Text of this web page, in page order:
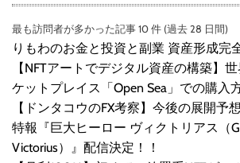
最も訪問者が多かった記事 10 件 (過去 28 日間)
りもわのお金と投資と副業 資産形成完
【NFTアートでデジタル資産の構築】
ケットプレイス「Open Sea」での購入
【ドンタコウのFX考察】今後の展開予想
特報『巨大ヒーロー ヴィクトリアス（
Victorius）』配信決定！！